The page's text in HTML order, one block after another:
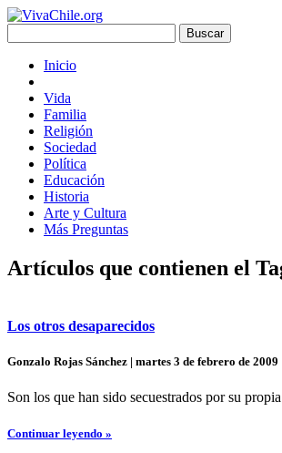
Inicio
Vida
Familia
Religión
Sociedad
Política
Educación
Historia
Arte y Cultura
Más Preguntas
Artículos que contienen el
Los otros desaparecidos
Gonzalo Rojas Sánchez | martes 3 de febrero de 2009
Son los que han sido secuestrados por su
Continuar leyendo »